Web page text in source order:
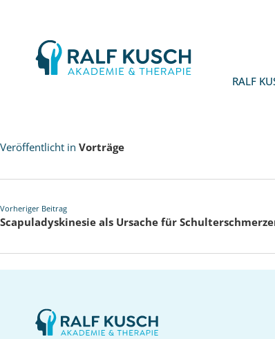
Ralf
Kusch
RALF
Veröffentlicht in Vorträge
Vorheriger Beitrag
Scapuladyskinesie als Ursache für